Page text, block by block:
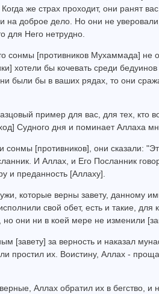
же страх проходит, они ранят
на доброе дело. Но они не
для Него нетрудно.
сонмы [противников Мухаммада] не
хотели бы кочевать среди бедуинов
были бы в ваших рядах, то они
пример для вас, для тех, кто
Судного дня и поминает Аллаха
[противников], они сказали:
И Аллах, и Его Посланник
и преданность [Аллаху].
которые верны завету, данному
свой обет, есть и такие, для
они ни в коей мере не изменили
[завету] за верность и наказал
простил их. Воистину, Аллах -
Аллах обратил их в бегство, и